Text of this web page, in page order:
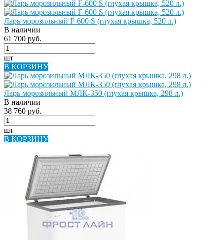
Ларь морозильный F-600 S (глухая крышка, 520 л.)
В наличии
61 700 руб.
шт
В КОРЗИНУ
Ларь морозильный МЛК-350 (глухая крышка, 298 л.)
В наличии
38 760 руб.
шт
В КОРЗИНУ